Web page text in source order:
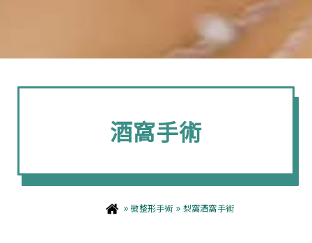
酒窩手術
»微整形手術 » 梨窩酒窩手術